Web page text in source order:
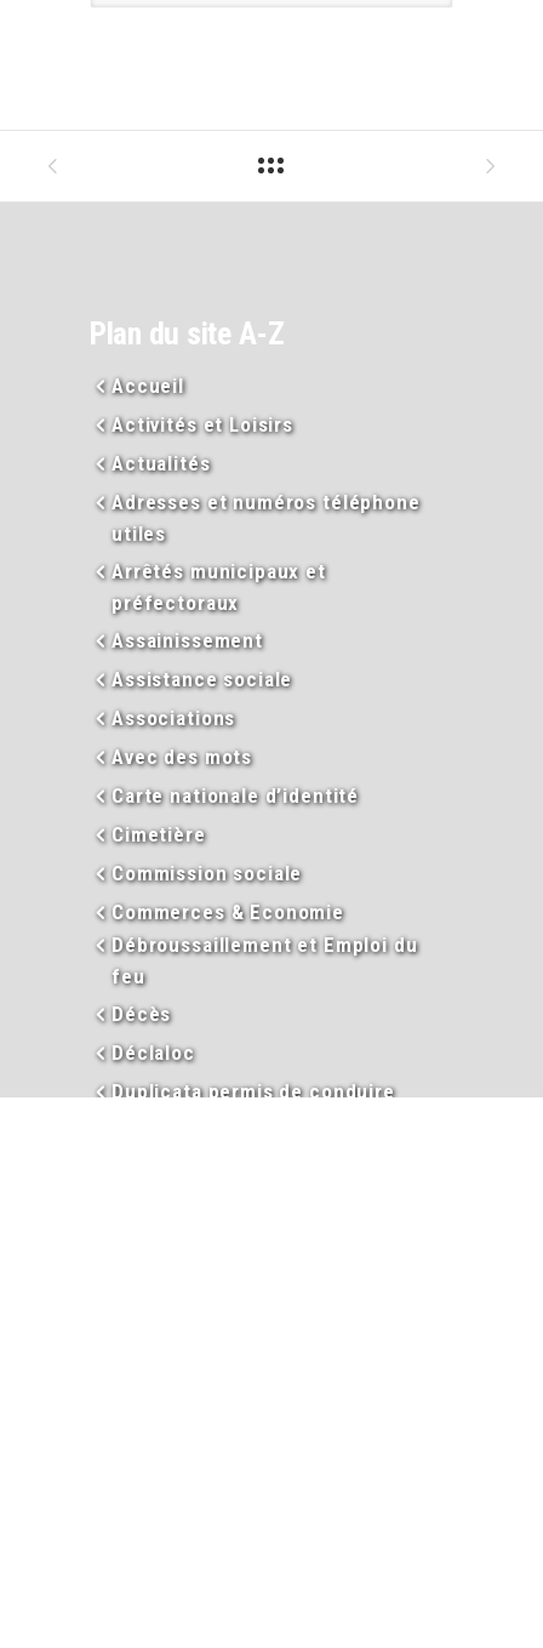
Plan du site A-Z
Accueil
Activités et Loisirs
Actualités
Adresses et numéros téléphone
utiles
Arrêtés municipaux et
préfectoraux
Assainissement
Assistance sociale
Associations
Avec des mots
Carte nationale d’identité
Cimetière
Commission sociale
Commerces & Economie
Débroussaillement et Emploi du
feu
Décès
Déclaloc
Duplicata permis de conduire